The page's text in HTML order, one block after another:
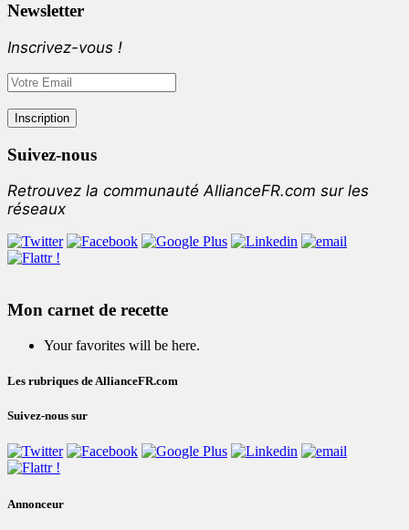
Newsletter
Inscrivez-vous !
Suivez-nous
Retrouvez la communauté AllianceFR.com sur les
réseaux
Mon carnet de recette
Your favorites will be here.
Les rubriques de AllianceFR.com
Suivez-nous sur
Annonceur